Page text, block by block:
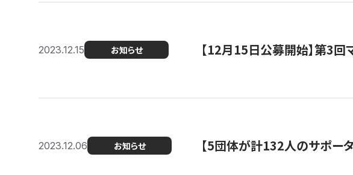
2023.12.15 お知らせ 【12月15日公募開始】第3
2023.12.06 お知らせ 【5団体が計132人のサポー